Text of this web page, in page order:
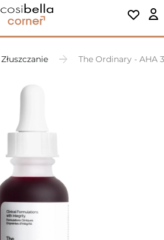
Złuszczanie The Ordinary - AHA